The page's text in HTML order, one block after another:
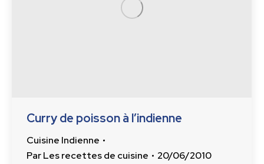
Curry de poisson à l’indienne
Cuisine Indienne
ParLes recettes de cuisine 20/06/2010